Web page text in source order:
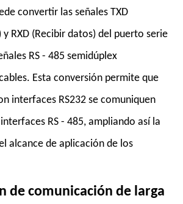
convertir las señales TXD
RXD (Recibir datos) del puerto serie
RS - 485 semidúplex
Esta conversión permite que
interfaces RS232 se comuniquen
RS - 485, ampliando así la
alcance de aplicación de los
de comunicación de larga